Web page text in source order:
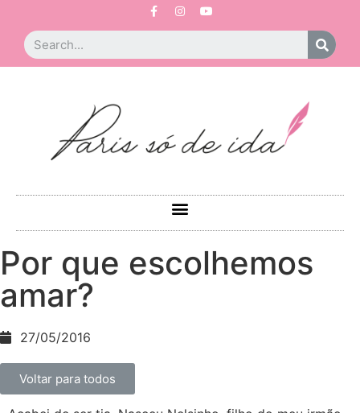
Por que escolhemos
amar?
27/05/2016
Voltar para todos